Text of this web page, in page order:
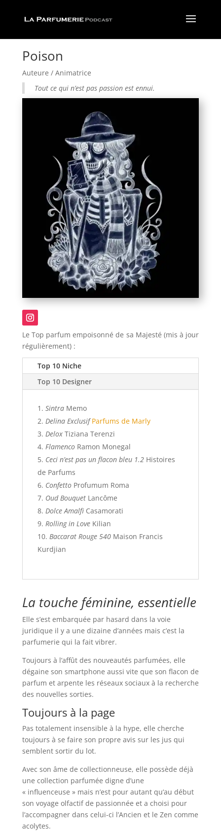
Poison
Auteure / Animatrice
Tout ce qui n’est pas passion est ennui.
Le Top parfum empoisonné de sa Majesté (mis à jour
régulièrement) :
Top 10 Niche
Top 10 Designer
SintraMemo
Delina ExclusifParfums de Marly
DeloxTiziana Terenzi
Flamenco Ramon Monegal
Ceci n’est pas un flacon bleu 1.2Histoires
de Parfums
ConfettoProfumum Roma
Oud BouquetLancôme
Dolce Amalfi Casamorati
Rolling in LoveKilian
Baccarat Rouge 540Maison Francis
Kurdjian
La touche féminine, essentielle
Elle s’est embarquée par hasard dans la voie
juridique il y a une dizaine d’années mais c’est la
parfumerie qui la fait vibrer.
Toujours à l’affût des nouveautés parfumées, elle
dégaine son smartphone aussi vite que son flacon de
parfum et arpente les réseaux sociaux à la recherche
des nouvelles sorties.
Toujours à la page
Pas totalement insensible à la hype, elle cherche
toujours à se faire son propre avis sur les jus qui
semblent sortir du lot.
Avec son âme de collectionneuse, elle possède déjà
une collection parfumée digne d’une
« influenceuse » mais n’est pour autant qu’au début
son voyage olfactif de passionnée et a choisi pour
l’accompagner dans celui-ci l’Ancien et le Zen comme
acolytes.